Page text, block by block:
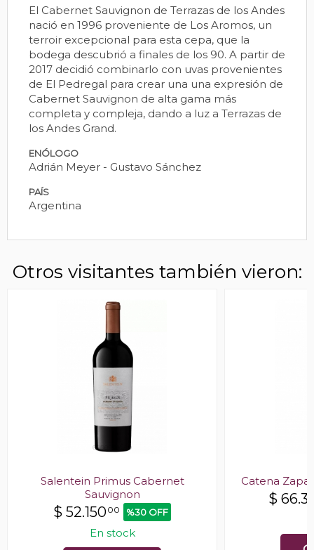
El Cabernet Sauvignon de Terrazas de los Andes
nació en 1996 proveniente de Los Aromos, un
terroir excepcional para esta cepa, que la
bodega descubrió a finales de los 90. A partir de
2017 decidió combinarlo con uvas provenientes
de El Pedregal para crear una una expresión de
Cabernet Sauvignon de alta gama más
completa y compleja, dando a luz a Terrazas de
los Andes Grand.
ENÓLOGO
Adrián Meyer - Gustavo Sánchez
PAÍS
Argentina
Otros visitantes también vieron:
Salentein Primus Cabernet
Sauvignon
$ 52.15000 %30 OFF
En stock
Catena
$